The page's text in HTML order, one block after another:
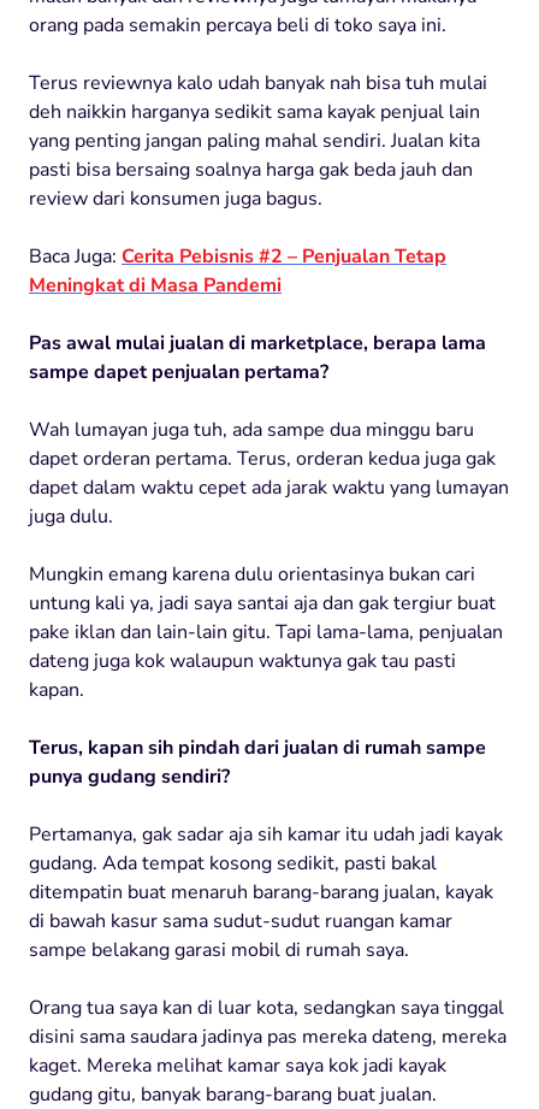
orang pada semakin percaya beli di toko saya ini.
Terus reviewnya kalo udah banyak nah bisa tuh mulai
deh naikkin harganya sedikit sama kayak penjual lain
yang penting jangan paling mahal sendiri. Jualan kita
pasti bisa bersaing soalnya harga gak beda jauh dan
review dari konsumen juga bagus.
Baca Juga: Cerita Pebisnis #2 – Penjualan Tetap
Meningkat di Masa Pandemi
Pas awal mulai jualan di marketplace, berapa lama
sampe dapet penjualan pertama?
Wah lumayan juga tuh, ada sampe dua minggu baru
dapet orderan pertama. Terus, orderan kedua juga gak
dapet dalam waktu cepet ada jarak waktu yang lumayan
juga dulu.
Mungkin emang karena dulu orientasinya bukan cari
untung kali ya, jadi saya santai aja dan gak tergiur buat
pake iklan dan lain-lain gitu. Tapi lama-lama, penjualan
dateng juga kok walaupun waktunya gak tau pasti
kapan.
Terus, kapan sih pindah dari jualan di rumah sampe
punya gudang sendiri?
Pertamanya, gak sadar aja sih kamar itu udah jadi kayak
gudang. Ada tempat kosong sedikit, pasti bakal
ditempatin buat menaruh barang-barang jualan, kayak
di bawah kasur sama sudut-sudut ruangan kamar
sampe belakang garasi mobil di rumah saya.
Orang tua saya kan di luar kota, sedangkan saya tinggal
disini sama saudara jadinya pas mereka dateng, mereka
kaget. Mereka melihat kamar saya kok jadi kayak
gudang gitu, banyak barang-barang buat jualan.